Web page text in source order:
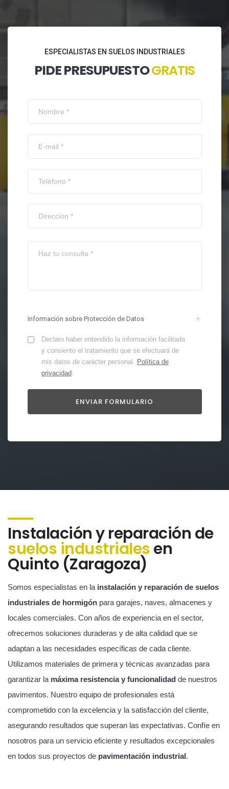
ESPECIALISTAS EN SUELOS INDUSTRIALES
PIDE PRESUPUESTOGRATIS
Información sobre Protección de Datos
Declaro haber entendido la información facilitada
y consiento el tratamiento que se efectuará de
mis datos de carácter personal. Política de
privacidad.
Instalación y reparación de
suelos industrialesen
Quinto (Zaragoza)
Somos especialistas en la instalación y reparación de suelos
industriales de hormigón para garajes, naves, almacenes y
locales comerciales. Con años de experiencia en el sector,
ofrecemos soluciones duraderas y de alta calidad que se
adaptan a las necesidades específicas de cada cliente.
Utilizamos materiales de primera y técnicas avanzadas para
garantizar la máxima resistencia y funcionalidad de nuestros
pavimentos. Nuestro equipo de profesionales está
comprometido con la excelencia y la satisfacción del cliente,
asegurando resultados que superan las expectativas. Confíe en
nosotros para un servicio eficiente y resultados excepcionales
en todos sus proyectos de pavimentación industrial.